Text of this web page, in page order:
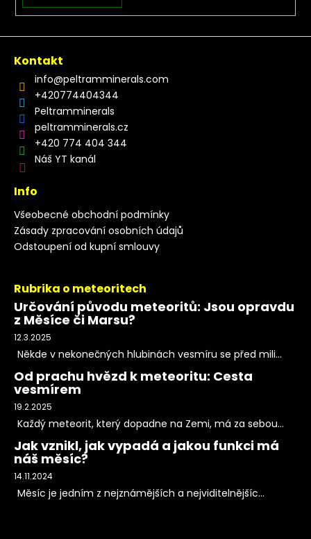
Kontakt
info@peltramminerals.com
+420774404344
Peltramminerals
peltramminerals.cz
+420 774 404 344
Náš YT kanál
Info
Všeobecné obchodní podmínky
Zásady zpracování osobních údajů
Odstoupení od kupní smlouvy
Rubrika o meteoritech
Určování původu meteoritů: Jsou opravdu
z Měsíce či Marsu?
12.3.2025
Někde v nekonečných hlubinách vesmíru se před mili...
Od prachu hvězd k meteoritu: Cesta
vesmírem
19.2.2025
Každý meteorit, který dopadne na Zemi, má za sebou...
Jak vznikl, jak vypadá a jakou funkci má
náš měsíc?
14.11.2024
Měsíc je jedním z nejznámějších a nejviditelnějšíc...